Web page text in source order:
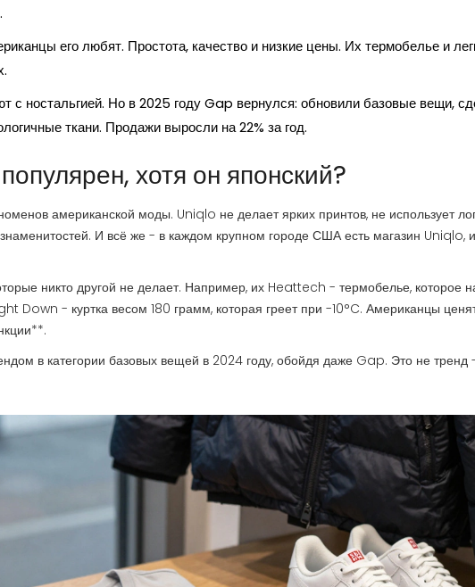
его любят. Простота, качество и низкие цены. Их термобелье и
с ностальгией. Но в 2025 году Gap вернулся: обновили базовые вещи,
ткани. Продажи выросли на 22% за год.
хотя он японский?
американской моды. Uniqlo не делает ярких принтов, не использует
И всё же - в каждом крупном городе США есть магазин Uniqlo,
никто другой не делает. Например, их Heattech - термобелье, которое
Down - куртка весом 180 грамм, которая греет при -10°C. Американцы
в категории базовых вещей в 2024 году, обойдя даже Gap. Это не тренд